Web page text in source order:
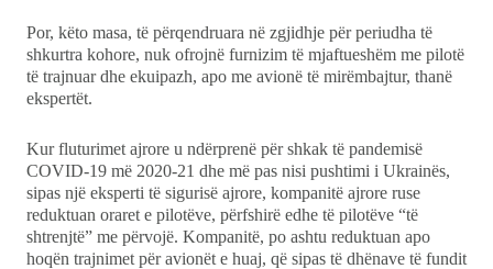
Por, këto masa, të përqendruara në zgjidhje për periudha të
shkurtra kohore, nuk ofrojnë furnizim të mjaftueshëm me pilotë
të trajnuar dhe ekuipazh, apo me avionë të mirëmbajtur, thanë
ekspertët.
Kur fluturimet ajrore u ndërprenë për shkak të pandemisë
COVID-19 më 2020-21 dhe më pas nisi pushtimi i Ukrainës,
sipas një eksperti të sigurisë ajrore, kompanitë ajrore ruse
reduktuan oraret e pilotëve, përfshirë edhe të pilotëve “të
shtrenjtë” me përvojë. Kompanitë, po ashtu reduktuan apo
hoqën trajnimet për avionët e huaj, që sipas të dhënave të fundit